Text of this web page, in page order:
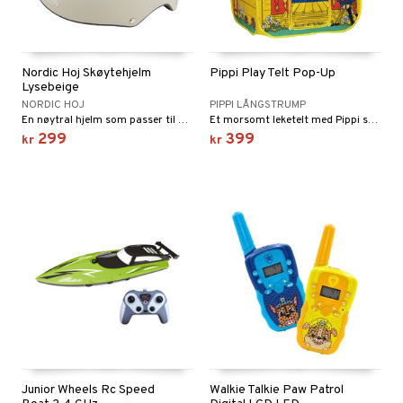
Nordic Hoj Skøytehjelm
Lysebeige
NORDIC HOJ
En nøytral hjelm som passer til ulike aktiviteter.
kr 299
Pippi Play Telt Pop-Up
PIPPI LÅNGSTRUMP
Et morsomt leketelt med Pippi som er enkelt å sette opp og ta ned!
kr 399
Junior Wheels Rc Speed
Walkie Talkie Paw Patrol